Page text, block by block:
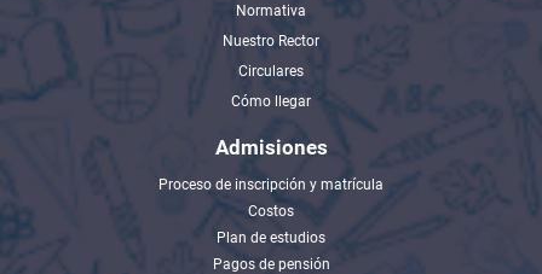
Normativa
Nuestro Rector
Circulares
Cómo llegar
Admisiones
Proceso de inscripción y matrícula
Costos
Plan de estudios
Pagos de pensión